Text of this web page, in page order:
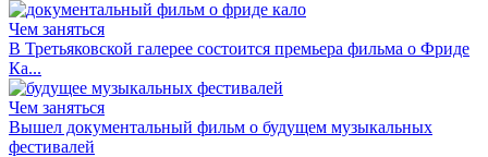
Чем заняться
В Третьяковской галерее состоится премьера фильма о Фриде
Ка...
Чем заняться
Вышел документальный фильм о будущем музыкальных
фестивалей